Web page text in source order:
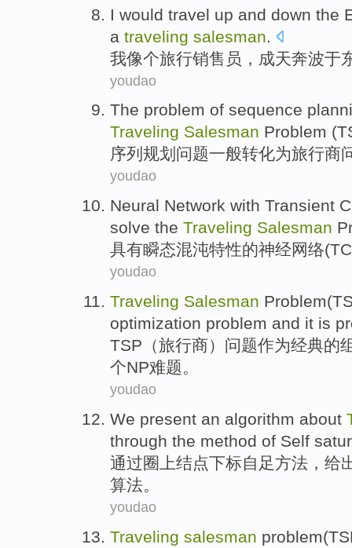
I would travel up and down the
a traveling salesman
我像个旅行销售员 ，成天奔波于
youdao
The problem of sequence
Traveling Salesman Problem (
序列 规划 问题一般转化为旅行商
youdao
Neural Network with Transient
solve the Traveling Salesman
具有瞬态混沌特性的神经网络(
youdao
Traveling Salesman Problem(
optimization problem and it is
TSP （旅行商） 问题作为经典的
个NP难题。
youdao
We present an algorithm about
through the method of Self
通过圈上结点下标自足方法 ， 给
算法。
youdao
Traveling salesman problem(